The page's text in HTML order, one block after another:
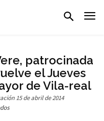
patrocinada
el Jueves
de Vila-real
15 de abril de 2014